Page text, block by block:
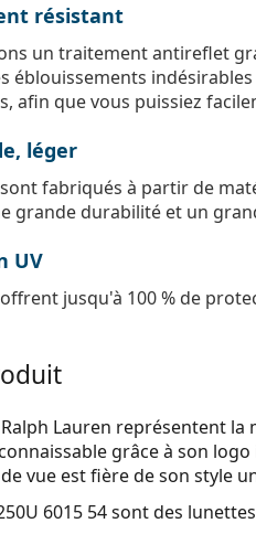
résistant
un traitement antireflet
éblouissements
afin que vous puissiez
léger
fabriqués à partir de
grande durabilité et un
UV
jusqu'à 100 % de
Lauren représentent
grâce à son
vue est fière de son style
6015 54sont des